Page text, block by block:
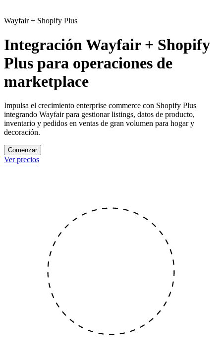
Wayfair + Shopify Plus
Integración Wayfair + Shopify
Plus para operaciones de
marketplace
Impulsa el crecimiento enterprise commerce con Shopify Plus
integrando Wayfair para gestionar listings, datos de producto,
inventario y pedidos en ventas de gran volumen para hogar y
decoración.
Comenzar
Ver precios